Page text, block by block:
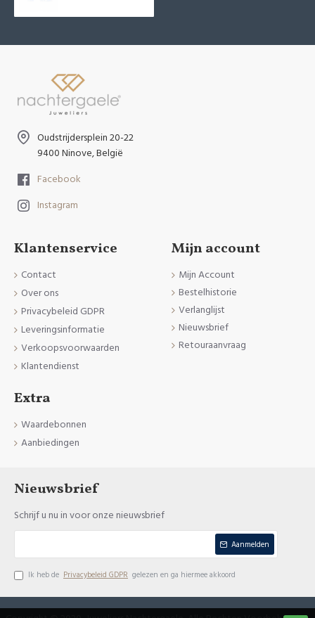
Oudstrijdersplein 20-22
9400 Ninove, België
Facebook
Instagram
Klantenservice
Contact
Over ons
Privacybeleid GDPR
Leveringsinformatie
Verkoopsvoorwaarden
Klantendienst
Mijn account
Mijn Account
Bestelhistorie
Verlanglijst
Nieuwsbrief
Retouraanvraag
Extra
Waardebonnen
Aanbiedingen
Nieuwsbrief
Schrijf u nu in voor onze nieuwsbrief
Aanmelden
Ik heb de Privacybeleid GDPR gelezen en ga hiermee akkoord